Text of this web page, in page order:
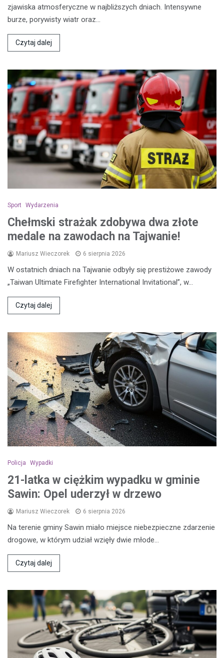
zjawiska atmosferyczne w najbliższych dniach. Intensywne
burze, porywisty wiatr oraz…
Czytaj dalej
Sport Wydarzenia
Chełmski strażak zdobywa dwa złote
medale na zawodach na Tajwanie!
Mariusz Wieczorek 6 sierpnia 2026
W ostatnich dniach na Tajwanie odbyły się prestiżowe zawody
„Taiwan Ultimate Firefighter International Invitational”, w…
Czytaj dalej
Policja Wypadki
21-latka w ciężkim wypadku w gminie
Sawin: Opel uderzył w drzewo
Mariusz Wieczorek 6 sierpnia 2026
Na terenie gminy Sawin miało miejsce niebezpieczne zdarzenie
drogowe, w którym udział wzięły dwie młode…
Czytaj dalej